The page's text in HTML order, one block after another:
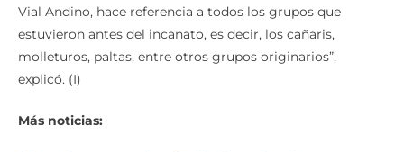
Vial Andino, hace referencia a todos los grupos que
estuvieron antes del incanato, es decir, los cañaris,
molleturos, paltas, entre otros grupos originarios”,
explicó. (I)
Más noticias: